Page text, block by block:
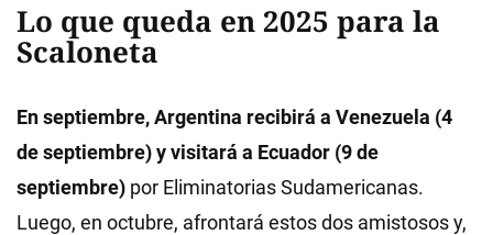
Lo que queda en 2025 para la
Scaloneta
En septiembre, Argentina recibirá a Venezuela (4
de septiembre) y visitará a Ecuador (9 de
septiembre) por Eliminatorias Sudamericanas.
Luego, en octubre, afrontará estos dos amistosos y,